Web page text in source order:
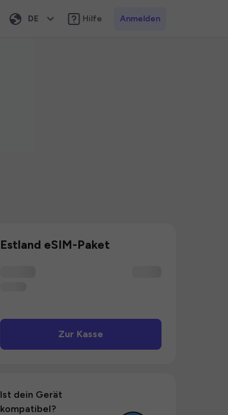
DE Hilfe Anmelden
Estland eSIM-Paket
Zur Kasse
Ist dein Gerät
kompatibel?